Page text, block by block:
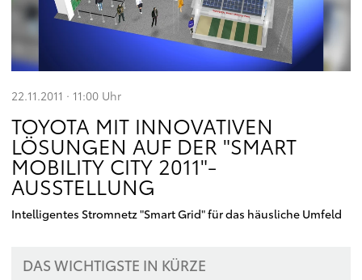
22.11.2011 · 11:00 Uhr
TOYOTA MIT INNOVATIVEN
LÖSUNGEN AUF DER "SMART
MOBILITY CITY 2011"-
AUSSTELLUNG
Intelligentes Stromnetz "Smart Grid" für das häusliche Umfeld
DAS WICHTIGSTE IN KÜRZE